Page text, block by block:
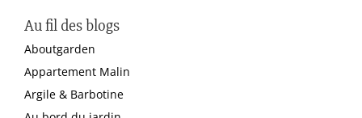
Au fil des blogs
Aboutgarden
Appartement Malin
Argile & Barbotine